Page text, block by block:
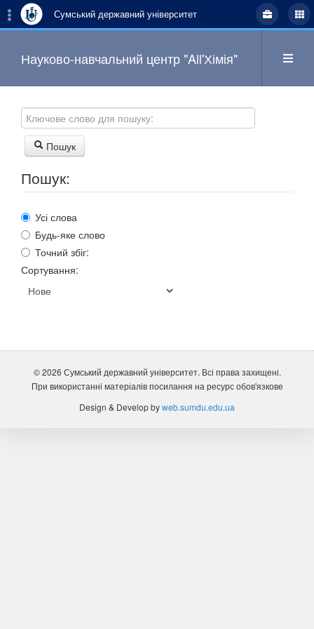
Сумський державний університет
Науково-навчальний центр "All'Хімія"
Пошук
Оголошення
Фото
Пошук
Пошук:
Усі слова
Будь-яке слово
Точний збіг:
Сортування:
© 2026 Сумський державний університет. Всі права захищені.
При використанні матеріалів посилання на ресурс обов'язкове
Design & Develop byweb.sumdu.edu.ua